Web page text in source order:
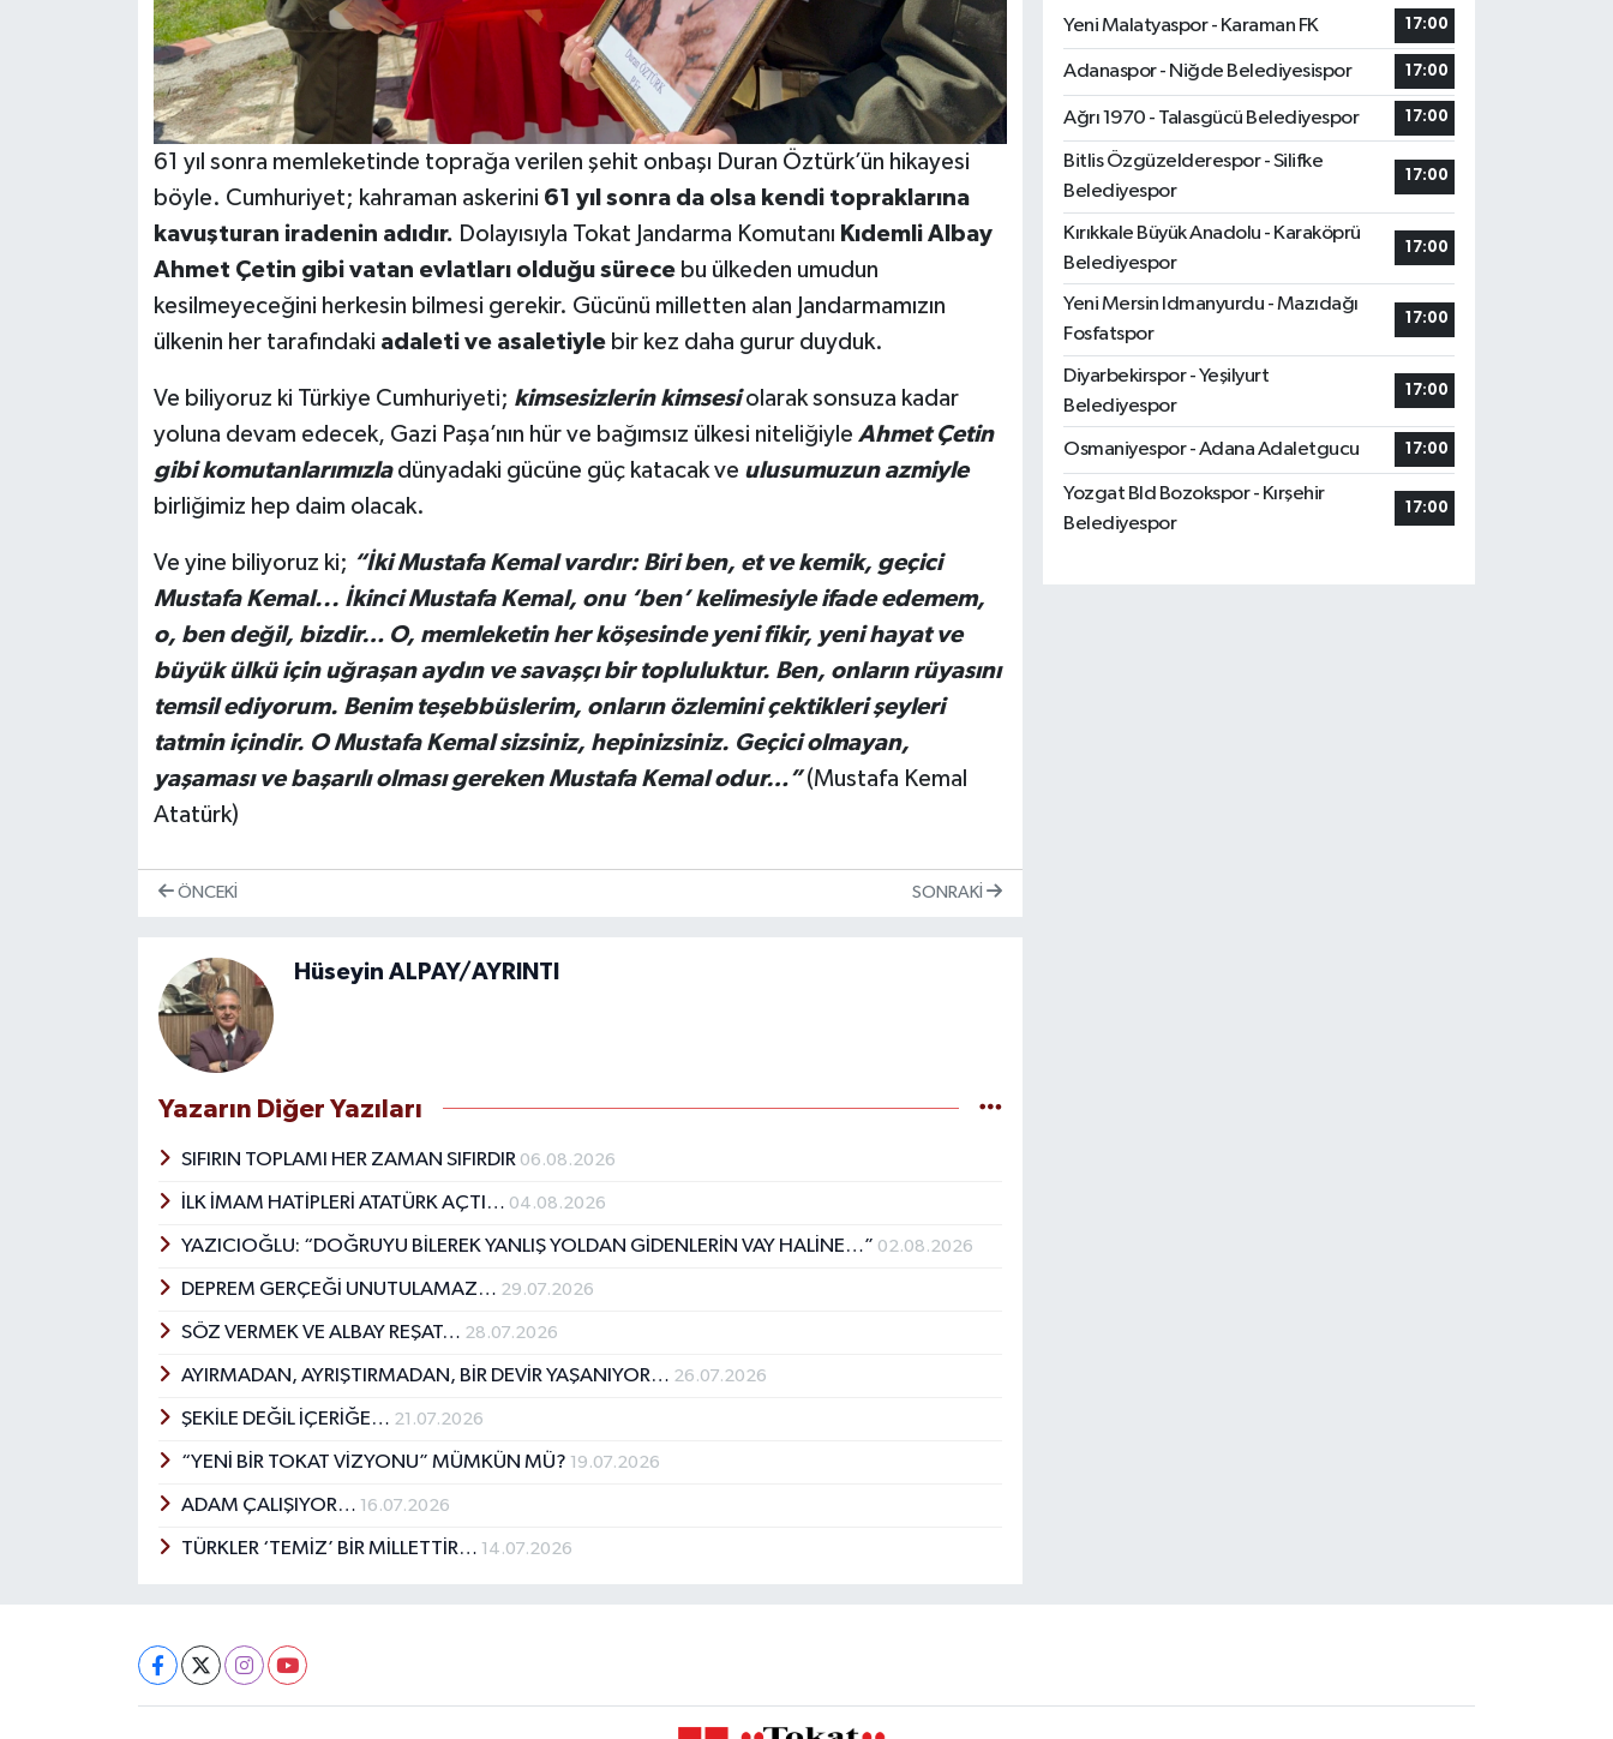
61 yıl sonra memleketinde toprağa verilen şehit onbaşı Duran Öztürk’ün hikayesi
böyle. Cumhuriyet; kahraman askerini 61 yıl sonra da olsa kendi topraklarına
kavuşturan iradenin adıdır. Dolayısıyla Tokat Jandarma Komutanı Kıdemli Albay
Ahmet Çetin gibi vatan evlatları olduğu sürecebu ülkeden umudun
kesilmeyeceğini herkesin bilmesi gerekir. Gücünü milletten alan Jandarmamızın
ülkenin her tarafındaki adaleti ve asaletiylebir kez daha gurur duyduk.
Ve biliyoruz ki Türkiye Cumhuriyeti; kimsesizlerin kimsesiolarak sonsuza kadar
yoluna devam edecek, Gazi Paşa’nın hür ve bağımsız ülkesi niteliğiyle Ahmet Çetin
gibi komutanlarımızladünyadaki gücüne güç katacak ve ulusumuzun azmiyle
birliğimiz hep daim olacak.
Ve yine biliyoruz ki; “İki Mustafa Kemal vardır: Biri ben, et ve kemik, geçici
Mustafa Kemal... İkinci Mustafa Kemal, onu ‘ben’ kelimesiyle ifade edemem,
o, ben değil, bizdir… O, memleketin her köşesinde yeni fikir, yeni hayat ve
büyük ülkü için uğraşan aydın ve savaşçı bir topluluktur. Ben, onların rüyasını
temsil ediyorum. Benim teşebbüslerim, onların özlemini çektikleri şeyleri
tatmin içindir. O Mustafa Kemal sizsiniz, hepinizsiniz. Geçici olmayan,
yaşaması ve başarılı olması gereken Mustafa Kemal odur…”(Mustafa Kemal
Atatürk)
ÖNCEKI SONRAKI
Hüseyin ALPAY/AYRINTI
Yazarın Diğer Yazıları
SIFIRIN TOPLAMI HER ZAMAN SIFIRDIR 06.08.2026
İLK İMAM HATİPLERİ ATATÜRK AÇTI… 04.08.2026
YAZICIOĞLU: “DOĞRUYU BİLEREK YANLIŞ YOLDAN GİDENLERİN VAY HALİNE…” 02.08.2026
DEPREM GERÇEĞİ UNUTULAMAZ… 29.07.2026
SÖZ VERMEK VE ALBAY REŞAT… 28.07.2026
AYIRMADAN, AYRIŞTIRMADAN, BİR DEVİR YAŞANIYOR… 26.07.2026
ŞEKİLE DEĞİL İÇERİĞE… 21.07.2026
“YENİ BİR TOKAT VİZYONU” MÜMKÜN MÜ? 19.07.2026
ADAM ÇALIŞIYOR… 16.07.2026
TÜRKLER ‘TEMİZ’ BİR MİLLETTİR… 14.07.2026
Yeni Malatyaspor - Karaman FK
17:00
Adanaspor - Niğde Belediyesispor 17:00
Ağrı 1970 - Talasgücü Belediyespor 17:00
Bitlis Özgüzelderespor - Silifke
Belediyespor
17:00
Kırıkkale Büyük Anadolu - Karaköprü
Belediyespor
17:00
Yeni Mersin Idmanyurdu - Mazıdağı
Fosfatspor
17:00
Diyarbekirspor - Yeşilyurt
Belediyespor
17:00
Osmaniyespor - Adana Adaletgucu 17:00
Yozgat Bld Bozokspor - Kırşehir
Belediyespor
17:00